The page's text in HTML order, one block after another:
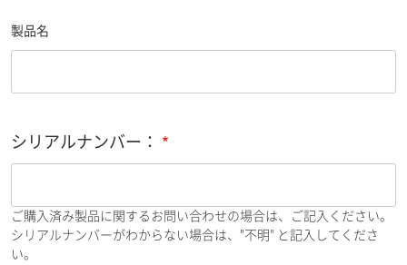
製品名
シリアルナンバー：
ご購入済み製品に関するお問い合わせの場合は、ご記入ください。
シリアルナンバーがわからない場合は、"不明" と記入してくださ
い。